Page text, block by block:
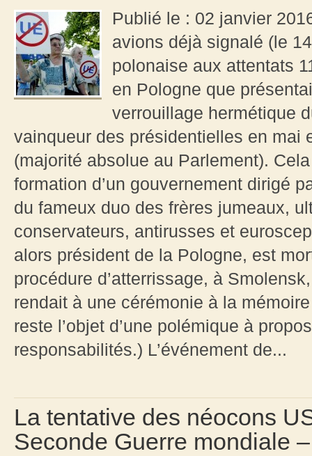
Publié le : 02 janvier
avions déjà signalé (le
polonaise aux attentats
en Pologne que
verrouillage hermétique
vainqueur des présidentielles en mai
(majorité absolue au Parlement).
formation d’un gouvernement dirigé
du fameux duo des frères jumeaux,
conservateurs, antirusses et
alors président de la Pologne, est
procédure d’atterrissage, à
rendait à une cérémonie à la
reste l’objet d’une polémique à
responsabilités.) L’événement de...
La tentative des néocons
Seconde Guerre mondiale